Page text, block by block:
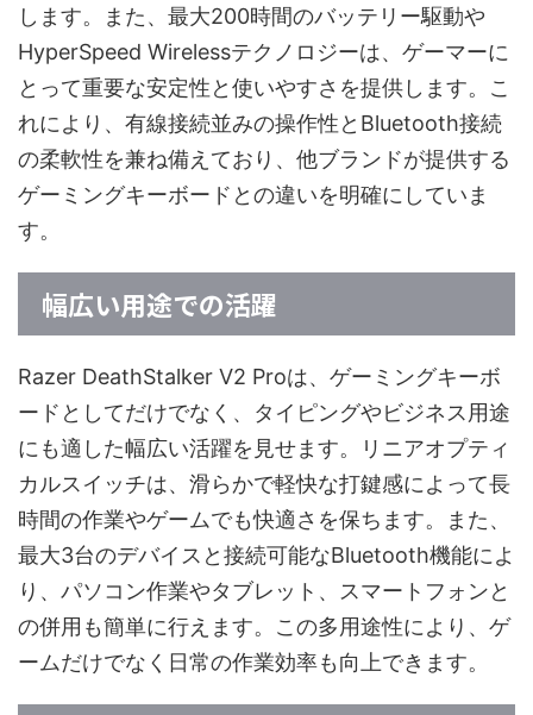
します。また、最大200時間のバッテリー駆動や
HyperSpeed Wirelessテクノロジーは、ゲーマーに
とって重要な安定性と使いやすさを提供します。こ
れにより、有線接続並みの操作性とBluetooth接続
の柔軟性を兼ね備えており、他ブランドが提供する
ゲーミングキーボードとの違いを明確にしていま
す。
幅広い用途での活躍
Razer DeathStalker V2 Proは、ゲーミングキーボ
ードとしてだけでなく、タイピングやビジネス用途
にも適した幅広い活躍を見せます。リニアオプティ
カルスイッチは、滑らかで軽快な打鍵感によって長
時間の作業やゲームでも快適さを保ちます。また、
最大3台のデバイスと接続可能なBluetooth機能によ
り、パソコン作業やタブレット、スマートフォンと
の併用も簡単に行えます。この多用途性により、ゲ
ームだけでなく日常の作業効率も向上できます。